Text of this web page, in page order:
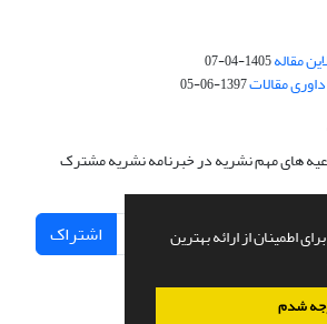
اطمینان از ارائه بهترین
شدم
مقاله1405-04-07
مقالات1397-06-05
های مهم نشریه در خبرنامه نشریه مشترک
اشتراک